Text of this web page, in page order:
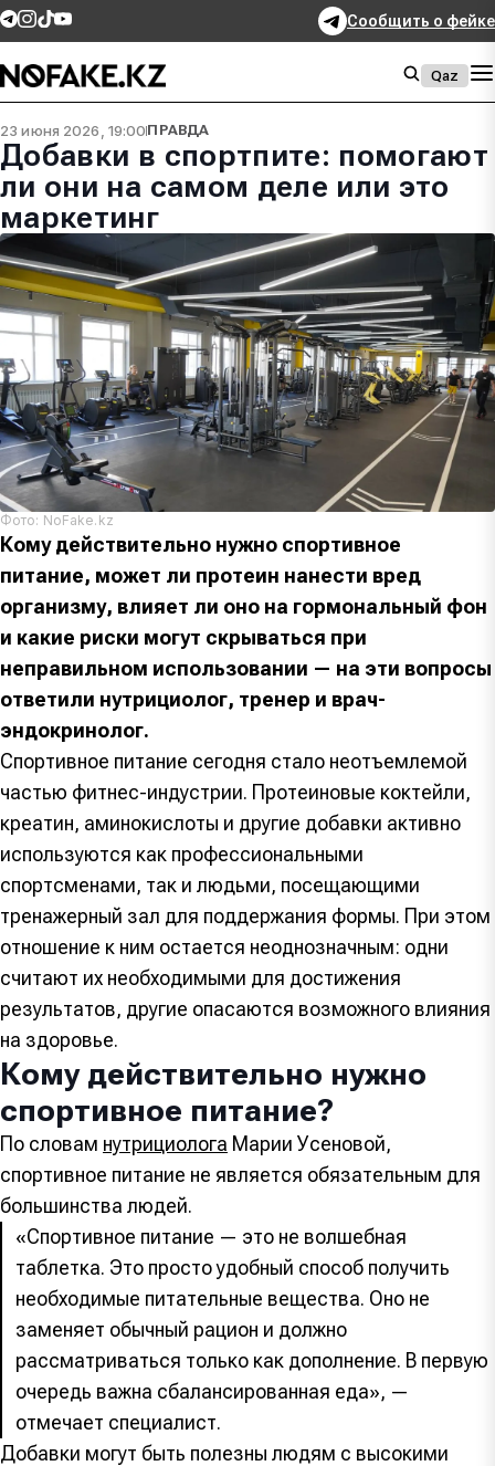
Сообщить о фейке
Qaz
23 июня 2026, 19:00ПРАВДА
Добавки в спортпите: помогают
ли они на самом деле или это
маркетинг
Фото: NoFake.kz
Кому действительно нужно спортивное
питание, может ли протеин нанести вред
организму, влияет ли оно на гормональный фон
и какие риски могут скрываться при
неправильном использовании — на эти вопросы
ответили нутрициолог, тренер и врач-
эндокринолог.
Спортивное питание сегодня стало неотъемлемой
частью фитнес-индустрии. Протеиновые коктейли,
креатин, аминокислоты и другие добавки активно
используются как профессиональными
спортсменами, так и людьми, посещающими
тренажерный зал для поддержания формы. При этом
отношение к ним остается неоднозначным: одни
считают их необходимыми для достижения
результатов, другие опасаются возможного влияния
на здоровье.
Кому действительно нужно
спортивное питание?
По словам нутрициолога Марии Усеновой,
спортивное питание не является обязательным для
большинства людей.
«Спортивное питание — это не волшебная
таблетка. Это просто удобный способ получить
необходимые питательные вещества. Оно не
заменяет обычный рацион и должно
рассматриваться только как дополнение. В первую
очередь важна сбалансированная еда», —
отмечает специалист.
Добавки могут быть полезны людям с высокими